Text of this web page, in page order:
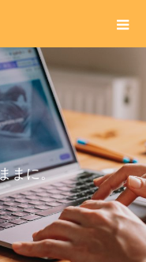
ままに。